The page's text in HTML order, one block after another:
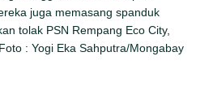
juga memasang spanduk
tolak PSN Rempang Eco City,
: Yogi Eka Sahputra/Mongabay